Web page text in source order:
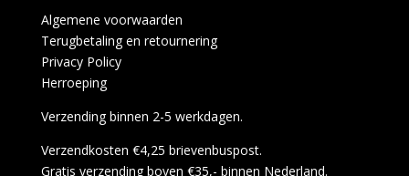
Algemene voorwaarden
Terugbetaling en retournering
Privacy Policy
Herroeping
Verzending binnen 2-5 werkdagen.
Verzendkosten €4,25 brievenbuspost.
Gratis verzending boven €35,- binnen Nederland.